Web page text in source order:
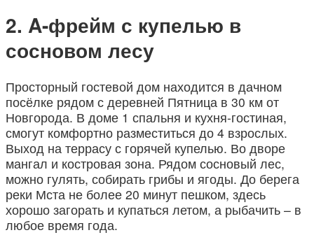
A-фрейм с купелью в
сосновом лесу
Просторный гостевой дом находится в дачном
посёлке рядом с деревней Пятница в 30 км от
Новгорода. В доме 1 спальня и кухня-гостиная,
смогут комфортно разместиться до 4 взрослых.
Выход на террасу с горячей купелью. Во дворе
мангал и костровая зона. Рядом сосновый лес,
можно гулять, собирать грибы и ягоды. До берега
реки Мста не более 20 минут пешком, здесь
хорошо загорать и купаться летом, а рыбачить – в
любое время года.